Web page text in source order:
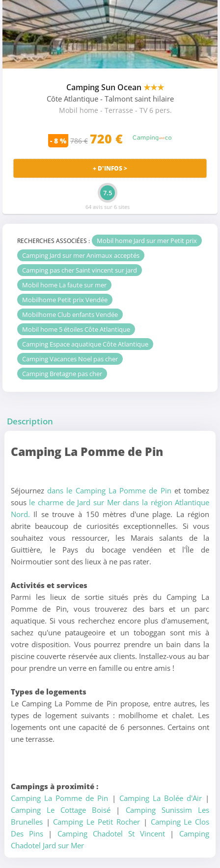
Camping Sun Ocean ★★★
Côte Atlantique - Talmont saint hilaire
Mobil home - Terrasse - TV 6 pers.
- 8 % 786 € 720 €
+ D'INFOS >
7.5
64 avis sur 6 sites
RECHERCHES ASSOCIÉES :
Mobil home Jard sur mer Petit prix
Camping Jard sur mer Animaux acceptés
Camping pas cher Saint vincent sur jard
Mobil home La faute sur mer
Mobilhome Petit prix Vendée
Mobilhome Club enfants Vendée
Mobil home 5 étoiles Côte Atlantique
Camping Espace aquatique Côte Atlantique
Camping Vacances Noel pas cher
Camping Bretagne pas cher
Description
Camping La Pomme de Pin
Séjournez dans le Camping La Pomme de Pin et tombez
sous le charme de Jard sur Mer dans la région Atlantique
Nord. Il se trouve à 150 mètres d'une plage. La région
abrite beaucoup de curiosités exceptionnelles. Si vous
souhaitez vous ressourcer, les Marais salants de la
Guittière, le Pays du bocage vendéen et l'Île de
Noirmoutier sont des lieux à ne pas rater.
Activités et services
Parmi les lieux de sortie situés près du Camping La
Pomme de Pin, vous trouverez des bars et un parc
aquatique. Si vous recherchez encore plus d'amusement,
sachez qu'une pataugeoire et un toboggan sont mis à
votre disposition. Vous pourrez prendre un bain dans la
piscine couverte réservée aux clients. Installez-vous au bar
pour prendre un verre en famille ou entre amis !
Types de logements
Le Camping La Pomme de Pin propose, entre autres, les
types de logement suivants : mobilhome et chalet. Les
logements ont une capacité de 6 personnes. Certains ont
une terrasse.
Campings à proximité :
Camping La Pomme de Pin | Camping La Bolée d'Air |
Camping Le Cottage Boisé| Camping Sunissim Les
Brunelles| Camping Le Petit Rocher| Camping Le Clos
Des Pins| Camping Chadotel St Vincent| Camping
Chadotel Jard sur Mer